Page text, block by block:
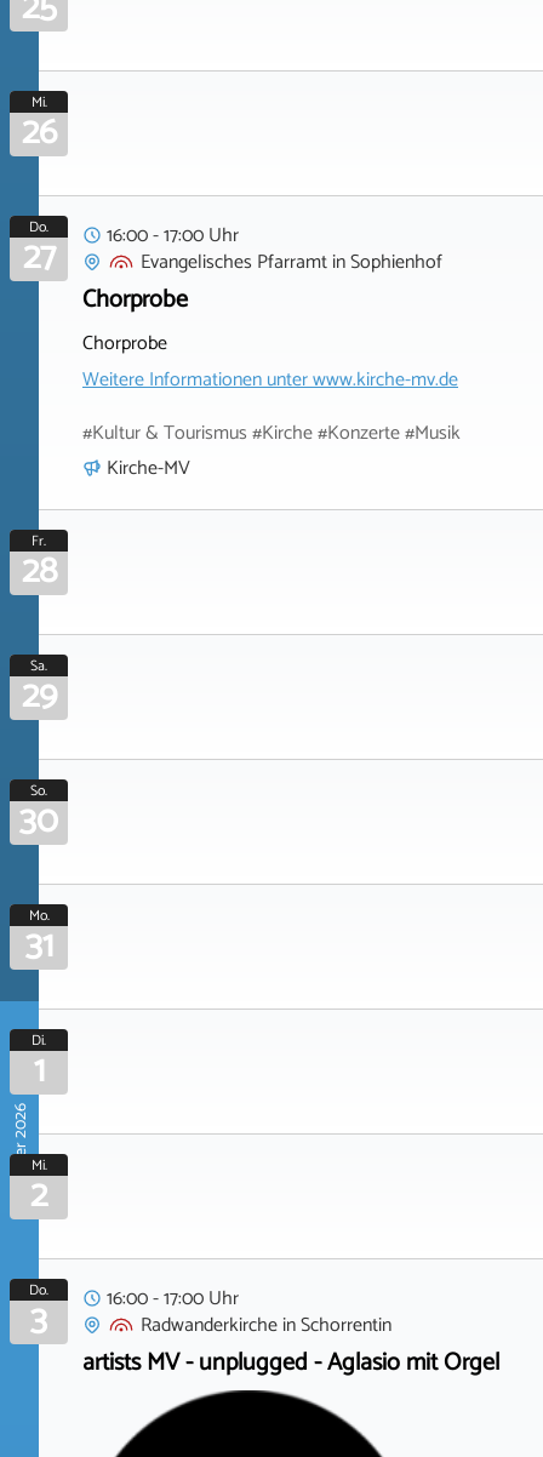
Mi.
26
Do.
27
16:00 - 17:00 Uhr
Evangelisches PfarramtinSophienhof
Chorprobe
Chorprobe
Weitere Informationen unterwww.kirche-mv.de
#Kultur & Tourismus #Kirche #Konzerte #Musik
Kirche-MV
Fr.
28
Sa.
29
So.
30
Mo.
31
September 2026
Di.
1
Mi.
2
Do.
3
16:00 - 17:00 Uhr
RadwanderkircheinSchorrentin
artists MV - unplugged - Aglasio mit Orgel